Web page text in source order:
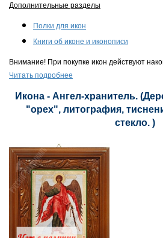
Дополнительные разделы
Полки для икон
Книги об иконе и иконописи
Внимание! При покупке икон действуют
Читать подробнее
Икона - Ангел-хранитель.
"орех", литография,
стекло. )